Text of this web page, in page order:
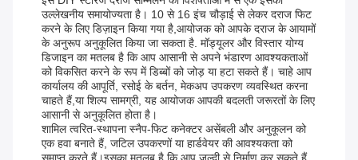
उल्लेखनीय समायोज्यता है। 10 से 16 इंच चौड़ाई से लेकर दराज फिट
करने के लिए डिज़ाइन किया गया है,आयोजक को आपके दराज के आयामों
के अनुरूप अनुकूलित किया जा सकता है. मॉड्यूलर और विस्तार योग्य
डिजाइन का मतलब है कि आप आसानी से अपने भंडारण आवश्यकताओं
को विकसित करने के रूप में डिब्बों को जोड़ या हटा सकते हैं। चाहे आप
कार्यालय की आपूर्ति, रसोई के बर्तन, मेकअप उपकरण व्यवस्थित करना
चाहते हैं,या शिल्प सामग्री, यह आयोजक आपकी बदलती जरूरतों के लिए
आसानी से अनुकूलित होता है।
शामिल त्वरित-स्थापना स्नैप-फिट कनेक्टर असेंबली और अनुकूलन को
एक हवा बनाते हैं, जटिल उपकरणों या हार्डवेयर की आवश्यकता को